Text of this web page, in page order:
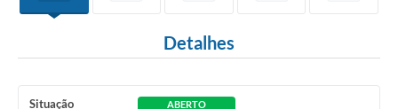
Detalhes
Situação ABERTO